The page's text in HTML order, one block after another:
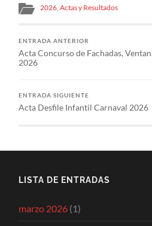
2026 Actas y Resultados
ENTRADA ANTERIOR
Acta Concurso de Fachadas,
2026
ENTRADA SIGUIENTE
Acta Desfile Infantil Carnaval 2026
LISTA DE ENTRADAS
marzo 2026 (1)